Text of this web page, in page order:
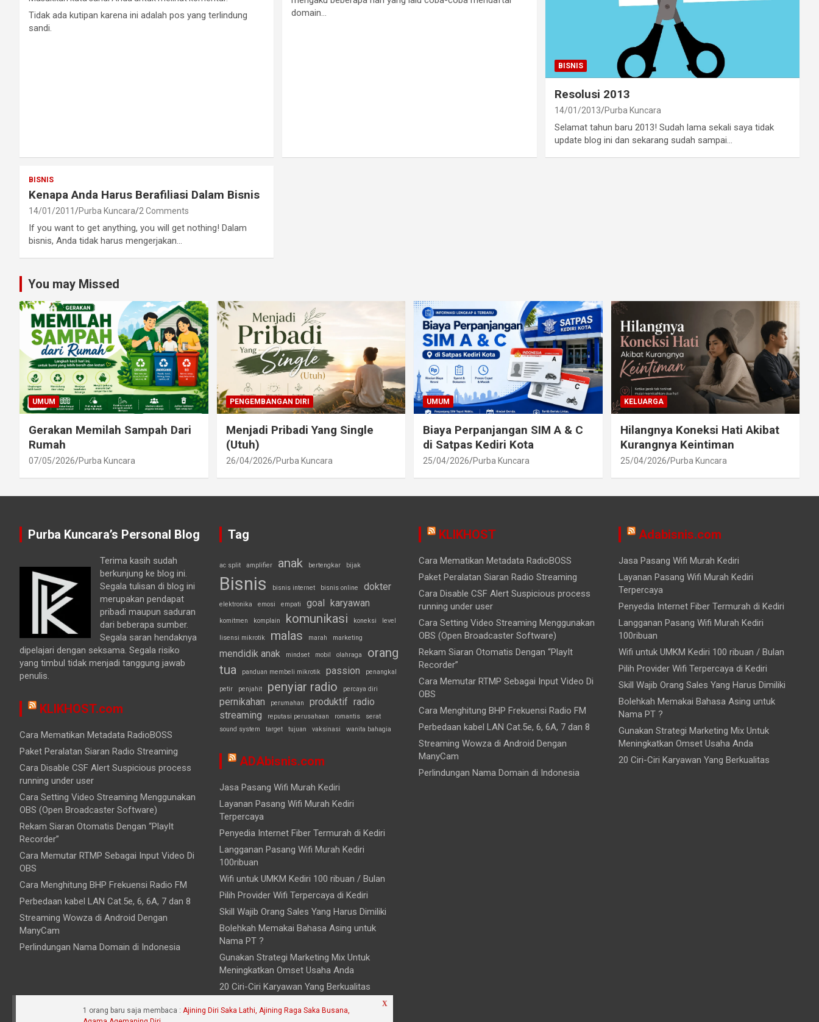
Tidak ada kutipan karena ini adalah pos yang terlindung
sandi.
domain…
BISNIS
Resolusi 2013
14/01/2013 Purba Kuncara
Selamat tahun baru 2013! Sudah lama sekali saya tidak
update blog ini dan sekarang sudah sampai…
BISNIS
Kenapa Anda Harus Berafiliasi Dalam Bisnis
14/01/2011 Purba Kuncara 2 Comments
If you want to get anything, you will get nothing! Dalam
bisnis, Anda tidak harus mengerjakan…
You may Missed
UMUM
Gerakan Memilah Sampah Dari
Rumah
07/05/2026 Purba Kuncara
PENGEMBANGAN DIRI
Menjadi Pribadi Yang Single
(Utuh)
26/04/2026 Purba Kuncara
UMUM
Biaya Perpanjangan SIM A & C
di Satpas Kediri Kota
25/04/2026 Purba Kuncara
KELUARGA
Hilangnya Koneksi Hati Akibat
Kurangnya Keintiman
25/04/2026 Purba Kuncara
Purba Kuncara’s Personal Blog
Terima kasih sudah
berkunjung ke blog ini.
Segala tulisan di blog ini
merupakan pendapat
pribadi maupun saduran
dari beberapa sumber.
Segala saran hendaknya
dipelajari dengan seksama. Segala risiko
yang timbul tidak menjadi tanggung jawab
penulis.
KLIKHOST.com
Cara Mematikan Metadata RadioBOSS
Paket Peralatan Siaran Radio Streaming
Cara Disable CSF Alert Suspicious process
running under user
Cara Setting Video Streaming Menggunakan
OBS (Open Broadcaster Software)
Rekam Siaran Otomatis Dengan “PlayIt
Recorder”
Cara Memutar RTMP Sebagai Input Video Di
OBS
Cara Menghitung BHP Frekuensi Radio FM
Perbedaan kabel LAN Cat.5e, 6, 6A, 7 dan 8
Streaming Wowza di Android Dengan
ManyCam
Perlindungan Nama Domain di Indonesia
Tag
ac split amplifier anak bertengkar bijak
Bisnis bisnis internet bisnis online dokter
elektronika emosi empati goal karyawan
komitmen komplain komunikasi koneksi level
lisensi mikrotik malas marah marketing
mendidik anak mindset mobil olahraga
orang
tua
panduan membeli mikrotik passion penangkal
petir penjahit penyiar radio percaya diri
pernikahan perumahan produktif radio
streaming
reputasi perusahaan romantis
serat
sound system
target tujuan vaksinasi wanita bahagia
ADAbisnis.com
Jasa Pasang Wifi Murah Kediri
Layanan Pasang Wifi Murah Kediri
Terpercaya
Penyedia Internet Fiber Termurah di Kediri
Langganan Pasang Wifi Murah Kediri
100ribuan
Wifi untuk UMKM Kediri 100 ribuan / Bulan
Pilih Provider Wifi Terpercaya di Kediri
Skill Wajib Orang Sales Yang Harus Dimiliki
Bolehkah Memakai Bahasa Asing untuk
Nama PT ?
Gunakan Strategi Marketing Mix Untuk
Meningkatkan Omset Usaha Anda
20 Ciri-Ciri Karyawan Yang Berkualitas
KLIKHOST
Cara Mematikan Metadata RadioBOSS
Paket Peralatan Siaran Radio Streaming
Cara Disable CSF Alert Suspicious process
running under user
Cara Setting Video Streaming Menggunakan
OBS (Open Broadcaster Software)
Rekam Siaran Otomatis Dengan “PlayIt
Recorder”
Cara Memutar RTMP Sebagai Input Video Di
OBS
Cara Menghitung BHP Frekuensi Radio FM
Perbedaan kabel LAN Cat.5e, 6, 6A, 7 dan 8
Streaming Wowza di Android Dengan
ManyCam
Perlindungan Nama Domain di Indonesia
Adabisnis.com
Jasa Pasang Wifi Murah Kediri
Layanan Pasang Wifi Murah Kediri
Terpercaya
Penyedia Internet Fiber Termurah di Kediri
Langganan Pasang Wifi Murah Kediri
100ribuan
Wifi untuk UMKM Kediri 100 ribuan / Bulan
Pilih Provider Wifi Terpercaya di Kediri
Skill Wajib Orang Sales Yang Harus Dimiliki
Bolehkah Memakai Bahasa Asing untuk
Nama PT ?
Gunakan Strategi Marketing Mix Untuk
Meningkatkan Omset Usaha Anda
20 Ciri-Ciri Karyawan Yang Berkualitas
1 orang baru saja membaca : Ajining Diri Saka Lathi, Ajining Raga Saka Busana,
X